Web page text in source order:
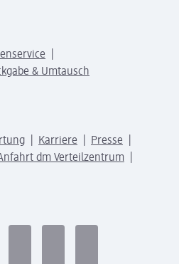
& Umtausch
Karriere
Presse
dm Verteilzentrum